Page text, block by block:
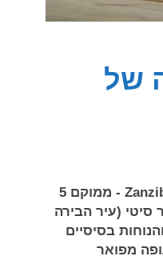
של
Zanzibar International Airport - ממוקם 5
סיטי (עיר הבירה
בסיסיים
מפואר